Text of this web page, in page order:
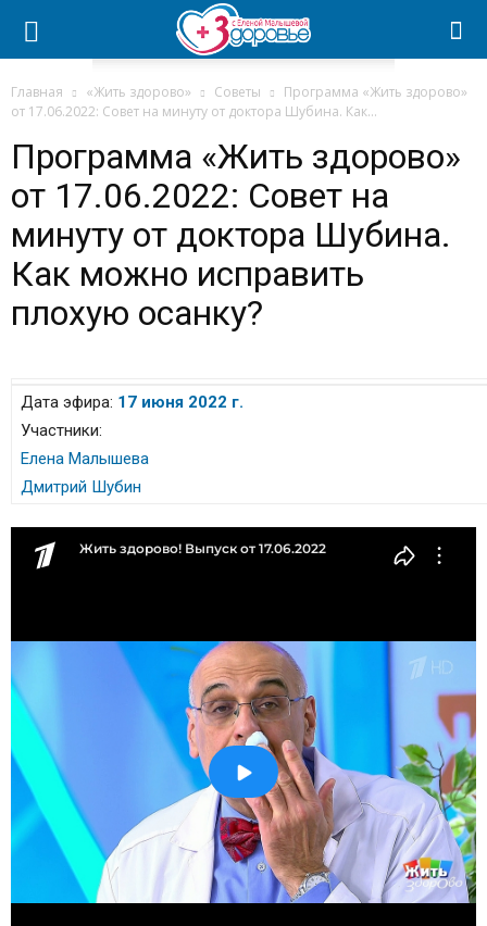
Главная «Жить здорово» Советы
Программа «Жить здорово»
от 17.06.2022: Совет на минуту от доктора Шубина. Как...
Программа «Жить здорово»
от 17.06.2022: Совет на
минуту от доктора Шубина.
Как можно исправить
плохую осанку?
Дата эфира: 17 июня 2022 г.
Участники:
Елена Малышева
Дмитрий Шубин